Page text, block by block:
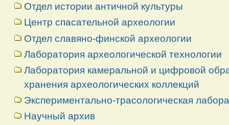
Отдел истории античной культуры
Центр спасательной археологии
Отдел славяно-финской археологии
Лаборатория археологической технологии
Лаборатория камеральной и цифровой
хранения археологических коллекций
Экспериментально-трасологическая
Научный архив